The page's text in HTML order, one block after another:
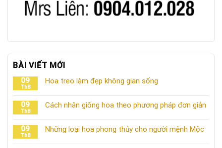
BÀI VIẾT MỚI
09
Th8
Hoa treo làm đẹp không gian sống
09
Th8
Cách nhân giống hoa theo phương pháp đơn giản
09
Th8
Những loại hoa phong thủy cho người mệnh Mộc